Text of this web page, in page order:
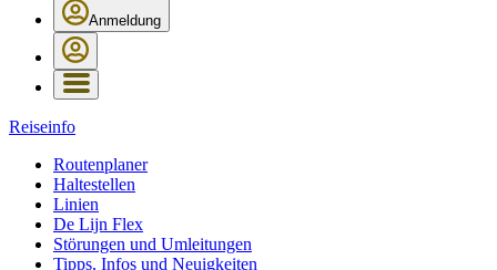
Anmeldung
Reiseinfo
Routenplaner
Haltestellen
Linien
De Lijn Flex
Störungen und Umleitungen
Tipps, Infos und Neuigkeiten